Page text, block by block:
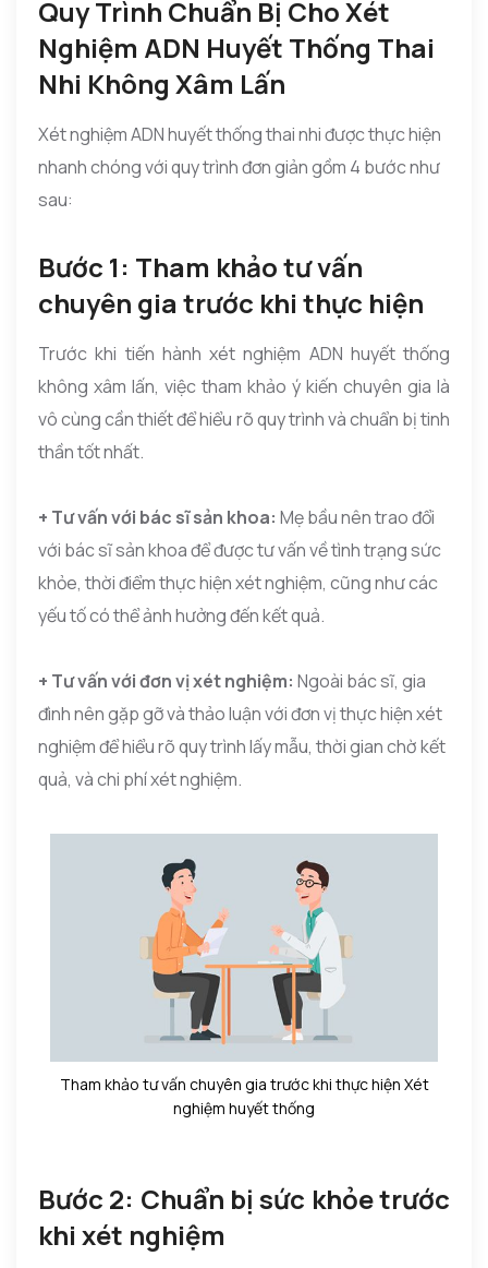
Quy Trình Chuẩn Bị Cho Xét
Nghiệm ADN Huyết Thống Thai
Nhi Không Xâm Lấn
Xét nghiệm ADN huyết thống thai nhi được thực hiện
nhanh chóng với quy trình đơn giản gồm 4 bước như
sau:
Bước 1: Tham khảo tư vấn
chuyên gia trước khi thực hiện
Trước khi tiến hành xét nghiệm ADN huyết thống
không xâm lấn, việc tham khảo ý kiến chuyên gia là
vô cùng cần thiết để hiểu rõ quy trình và chuẩn bị tinh
thần tốt nhất.
+ Tư vấn với bác sĩ sản khoa: Mẹ bầu nên trao đổi
với bác sĩ sản khoa để được tư vấn về tình trạng sức
khỏe, thời điểm thực hiện xét nghiệm, cũng như các
yếu tố có thể ảnh hưởng đến kết quả.
+ Tư vấn với đơn vị xét nghiệm: Ngoài bác sĩ, gia
đình nên gặp gỡ và thảo luận với đơn vị thực hiện xét
nghiệm để hiểu rõ quy trình lấy mẫu, thời gian chờ kết
quả, và chi phí xét nghiệm.
Tham khảo tư vấn chuyên gia trước khi thực hiện Xét
nghiệm huyết thống
Bước 2: Chuẩn bị sức khỏe trước
khi xét nghiệm